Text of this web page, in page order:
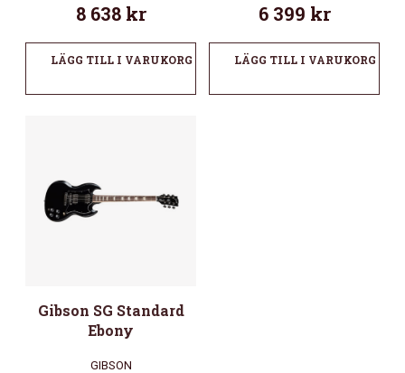
8 638 kr
LÄGG TILL I VARUKORG
6 399 kr
LÄGG TILL I VARUKORG
Gibson SG Standard
Ebony
GIBSON